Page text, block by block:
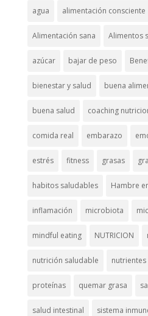
agua alimentación consciente
Alimentación sana Alimentos
azúcar bajar de peso
bienestar y salud buena
buena salud coaching
comida real embarazo
estrés fitness grasas
habitos saludables Hambre
inflamación microbiota
mindful eating NUTRICION
nutrición saludable nutrientes
proteínas quemar grasa
salud intestinal sistema